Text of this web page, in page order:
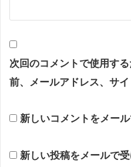
次回のコメントで使用す
前、メールアドレス、サイ
新しいコメントをメー
新しい投稿をメールで